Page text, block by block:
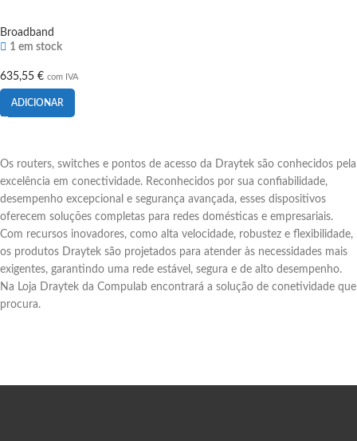
Broadband
1 em stock
635,55 € com IVA
ADICIONAR
Os routers, switches e pontos de acesso da Draytek são conhecidos pela
excelência em conectividade. Reconhecidos por sua confiabilidade,
desempenho excepcional e segurança avançada, esses dispositivos
oferecem soluções completas para redes domésticas e empresariais.
Com recursos inovadores, como alta velocidade, robustez e flexibilidade,
os produtos Draytek são projetados para atender às necessidades mais
exigentes, garantindo uma rede estável, segura e de alto desempenho.
Na Loja Draytek da Compulab encontrará a solução de conetividade que
procura.